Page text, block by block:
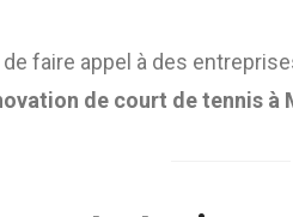
faire appel à des
de court de tennis à